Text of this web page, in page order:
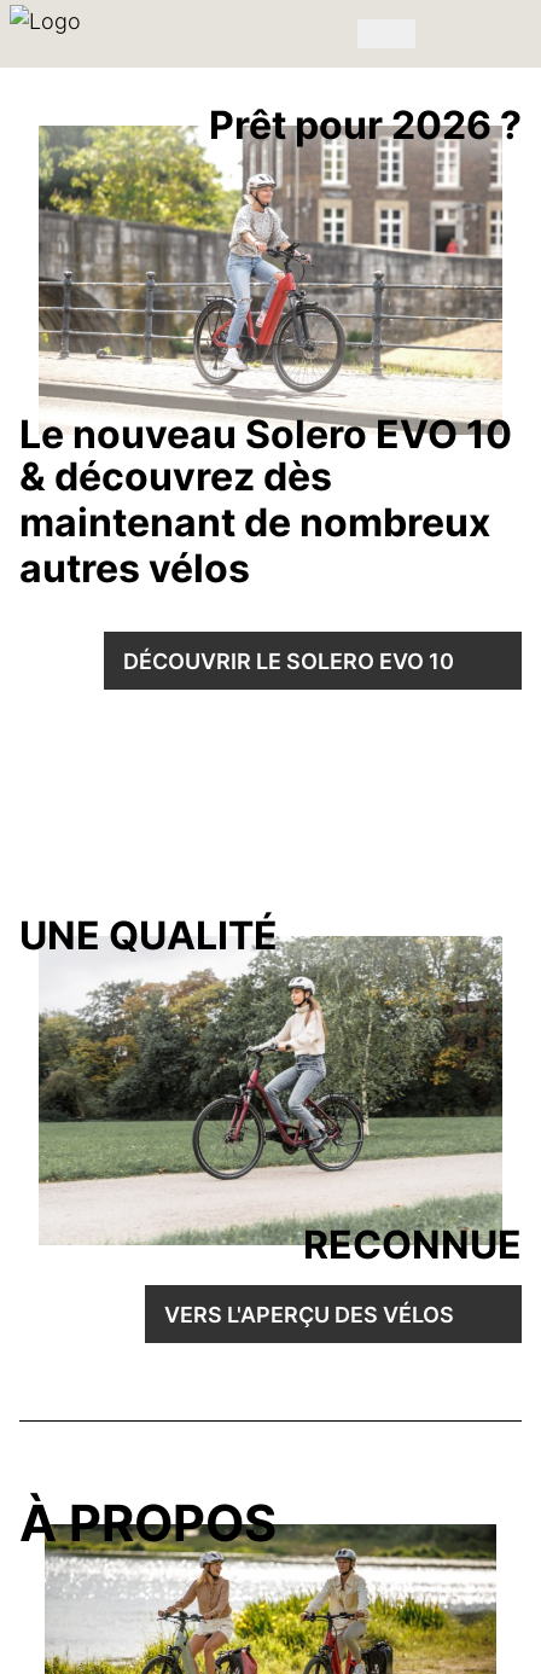
Prêt pour 2026 ?
Le nouveau Solero EVO 10
& découvrez dès
maintenant de nombreux
autres vélos
DÉCOUVRIR LE SOLERO EVO 10
UNE QUALITÉ
RECONNUE
VERS L'APERÇU DES VÉLOS
À PROPOS